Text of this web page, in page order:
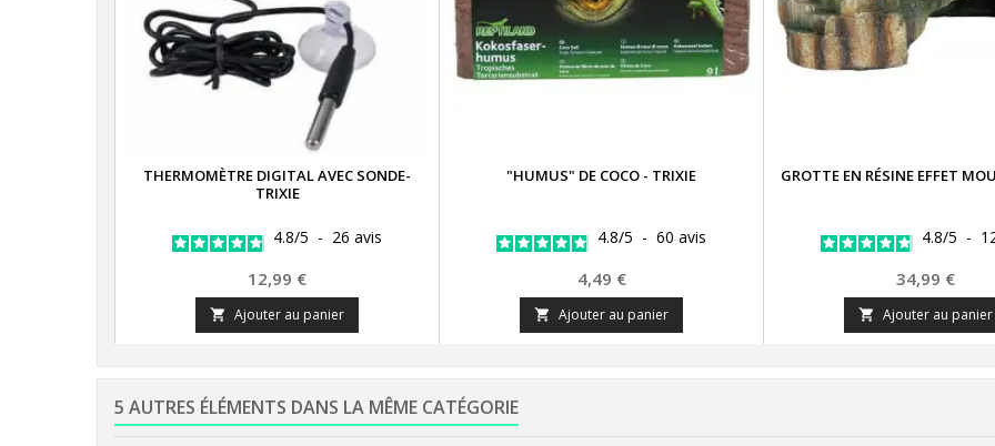
THERMOMÈTRE DIGITAL AVEC SONDE-
TRIXIE
4.8/5 - 26avis
Prix
12,99 €
 Ajouter au panier
"HUMUS" DE COCO - TRIXIE
4.8/5 - 60avis
Prix
4,49 €
 Ajouter au panier
GROTTE EN RÉSINE EFFET
4.8/5 -
Prix
34,99 €
 Ajouter au panier
5 AUTRES ÉLÉMENTS DANS LA MÊME CATÉGORIE